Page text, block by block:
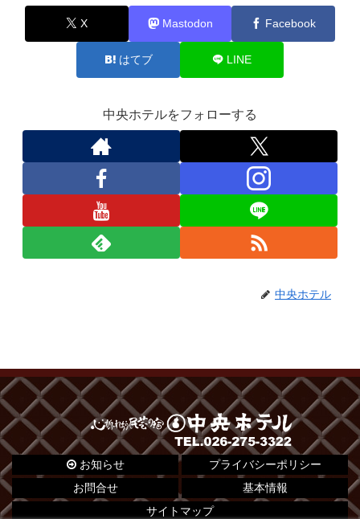
X Mastodon Facebook
はてブ LINE
中央ホテルをフォローする
中央ホテル
お知らせ
プライバシーポリシー
お問合せ
基本情報
サイトマップ